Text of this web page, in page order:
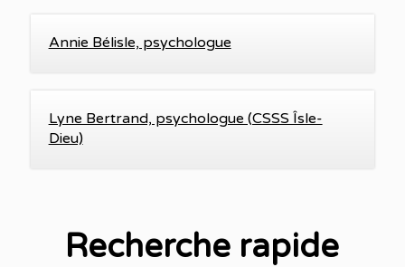
Annie Bélisle, psychologue
Lyne Bertrand, psychologue (CSSS Îsle-
Dieu)
Recherche rapide